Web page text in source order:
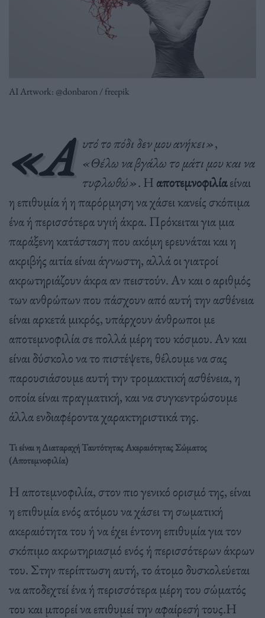
AI Artwork: @donbaron / freepik
«Α υτό το πόδι δεν μου ανήκει»,
«Θέλω να βγάλω το μάτι μου και να
τυφλωθώ». Η αποτεμνοφιλίαείναι
η επιθυμία ή η παρόρμηση να χάσει κανείς σκόπιμα
ένα ή περισσότερα υγιή άκρα. Πρόκειται για μια
παράξενη κατάσταση που ακόμη ερευνάται και η
ακριβής αιτία είναι άγνωστη, αλλά οι γιατροί
ακρωτηριάζουν άκρα αν πειστούν. Αν και ο αριθμός
των ανθρώπων που πάσχουν από αυτή την ασθένεια
είναι αρκετά μικρός, υπάρχουν άνθρωποι με
αποτεμνοφιλία σε πολλά μέρη του κόσμου. Αν και
είναι δύσκολο να το πιστέψετε, θέλουμε να σας
παρουσιάσουμε αυτή την τρομακτική ασθένεια, η
οποία είναι πραγματική, και να συγκεντρώσουμε
άλλα ενδιαφέροντα χαρακτηριστικά της.
Τι είναι η Διαταραχή Ταυτότητας Ακεραιότητας Σώματος
(Αποτεμνοφιλία)
Η αποτεμνοφιλία, στον πιο γενικό ορισμό της, είναι
η επιθυμία ενός ατόμου να χάσει τη σωματική
ακεραιότητα του ή να έχει έντονη επιθυμία για τον
σκόπιμο ακρωτηριασμό ενός ή περισσότερων άκρων
του. Στην περίπτωση αυτή, το άτομο δυσκολεύεται
να αποδεχτεί ένα ή περισσότερα μέρη του σώματός
του και μπορεί να επιθυμεί την αφαίρεσή τους.Η